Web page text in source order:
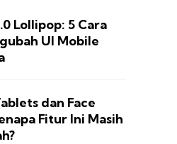
Lollipop: 5 Cara
UI Mobile
dan Face
Fitur Ini Masih